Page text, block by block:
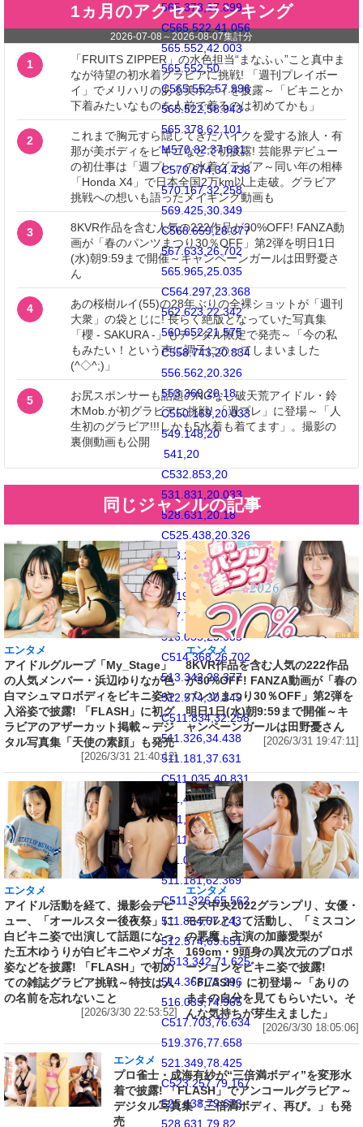
565.378,37.899
C565.522,41.056
565.552,42.003
565.552,50
C565.552,57.996
565.522,58.943
565.378,62.101
M570.82,37.631
C570.674,34.438
570.167,32.258
569.425,30.349
C568.659,28.377
567.633,26.702
565.965,25.035
C564.297,23.368
562.623,22.342
560.652,21.575
C558.743,20.834
556.562,20.326
553.369,20.18
C550.169,20.033
549.148,20
541,20
C532.853,20
531.831,20.033
528.631,20.18
C525.438,20.326
523.257,20.834
521.349,21.575
C519.376,22.342
517.703,23.368
516.035,25.035
C514.368,26.702
513.342,28.377
512.574,30.349
C511.834,32.258
511.326,34.438
511.181,37.631
C511.035,40.831
511,41.851
511,50
C511,58.147
511.035,59.17
511.181,62.369
C511.326,65.562
511.834,67.743
512.574,69.651
C513.342,71.625
514.368,73.296
516.035,74.965
C517.703,76.634
519.376,77.658
521.349,78.425
C523.257,79.167
525.438,79.673
528.631,79.82
1ヵ月のアクセスランキング
2026-07-08 ～ 2026-08-07集計分
1
「FRUITS ZIPPER」の水色担当“まなふぃ”こと真中ま
なが待望の初水着グラビアに挑戦! 「週刊プレイボー
イ」でメリハリのある美ボディを披露～「ビキニとか
下着みたいなものを人前で着るのは初めてかも」
2
これまで胸元すら隠してきたバイクを愛する旅人・有
那が美ボディをビキニなどで初披露! 芸能界デビュー
の初仕事は「週プレ」の水着グラビア～同い年の相棒
「Honda X4」で日本全国2万km以上走破。グラビア
挑戦への想いも語ったメイキング動画も
3
8KVR作品を含む人気の222作品が30%OFF! FANZA動
画が「春のパンツまつり30％OFF」第2弾を明日1日
(水)朝9:59まで開催～キャンペーンガールは田野憂さ
ん
4
あの桜樹ルイ(55)の28年ぶりの全裸ショットが「週刊
大衆」の袋とじに! 長らく絶版となっていた写真集
「櫻 - SAKURA -」もデジタル限定で発売～「今の私
もみたい！という声に調子にのってしまいました
(^◇^;)」
5
お尻スポンサーも話題のNGなし破天荒アイドル・鈴
木Mob.が初グラビアに挑戦! 「週プレ」に登場～「人
生初のグラビア!!!しかも5水着も着てます」。撮影の
裏側動画も公開
同じジャンルの記事
エンタメ
アイドルグループ「My_Stage」
の人気メンバー・浜辺ゆりなが色
白マシュマロボディをビキニ姿や
入浴姿で披露! 「FLASH」に初グ
ラビアのアザーカット掲載～デジ
タル写真集「天使の素顔」も発売
[2026/3/31 21:40:12]
エンタメ
8KVR作品を含む人気の222作品
が30%OFF! FANZA動画が「春の
パンツまつり30％OFF」第2弾を
明日1日(水)朝9:59まで開催～キ
ャンペーンガールは田野憂さん
[2026/3/31 19:47:11]
エンタメ
アイドル活動を経て、撮影会デビ
ュー、「オールスター後夜祭」に
白ビキニ姿で出演して話題になっ
た五木ゆうりが白ビキニやメガネ
姿などを披露! 「FLASH」で初め
ての雑誌グラビア挑戦～特技は人
の名前を忘れないこと
[2026/3/30 22:53:52]
エンタメ
ミス中央2022グランプリ、女優・
モデルとして活動し、「ミスコン
の悪魔」主演の加藤愛梨が
169cm・9頭身の異次元のプロポ
ーションをビキニ姿で披露!
「FLASH」に初登場～「ありの
ままの自分を見てもらいたい。そ
んな気持ちが芽生えました」
[2026/3/30 18:05:06]
エンタメ
プロ雀士・成海有紗が“三倍満ボディ”を変形水
着で披露! 「FLASH」でアンコールグラビア～
デジタル写真集「三倍満ボディ、再び。」も発
売